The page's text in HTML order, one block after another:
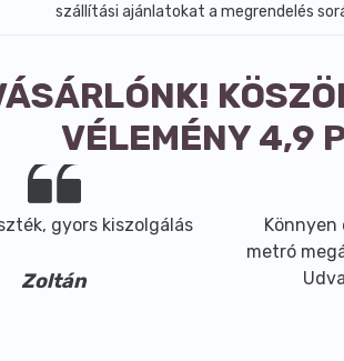
szállítási ajánlatokat a megrendelés
VÉLEMÉNY 4,9
gyors kiszolgálás
Zoltán
metró